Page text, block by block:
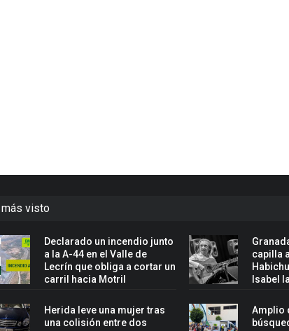
más visto
Declarado un incendio junto
a la A-44 en el Valle de
Lecrín que obliga a cortar un
carril hacia Motril
Herida leve una mujer tras
una colisión entre dos
capilla
Isabel
Amplio